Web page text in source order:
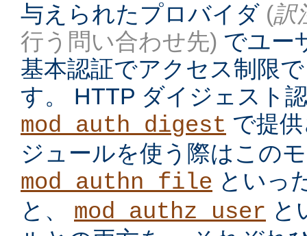
与えられたプロバイダ (訳
行う問い合わせ先) でユー
基本認証でアクセス制限
す。 HTTP ダイジェスト
mod_auth_digest で提
ジュールを使う際はこの
mod_authn_file といっ
と、 mod_authz_user と